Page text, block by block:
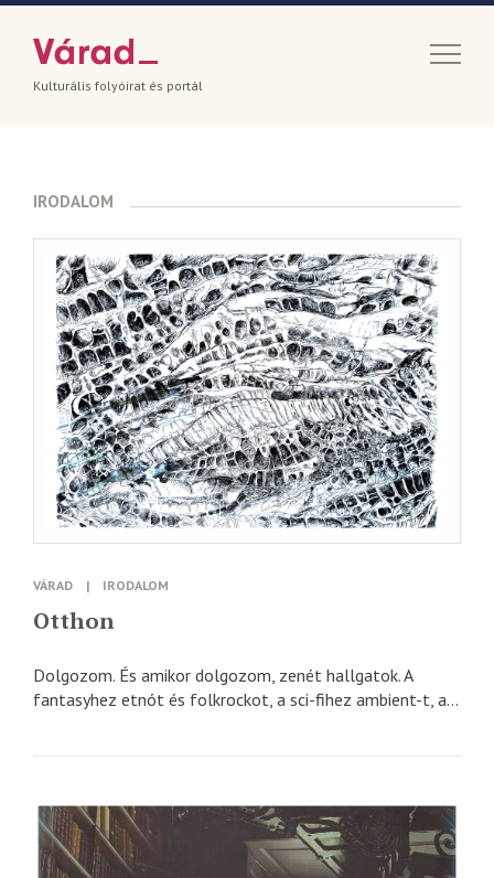
Kulturális folyóirat és portál
IRODALOM
VÁRAD | IRODALOM
Otthon
Dolgozom. És amikor dolgozom, zenét hallgatok. A
fantasyhez etnót és folkrockot, a sci-fihez ambient-t, a...